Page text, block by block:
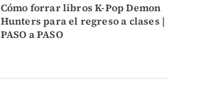
Cómo forrar libros K-Pop Demon
Hunters para el regreso a clases |
PASO a PASO